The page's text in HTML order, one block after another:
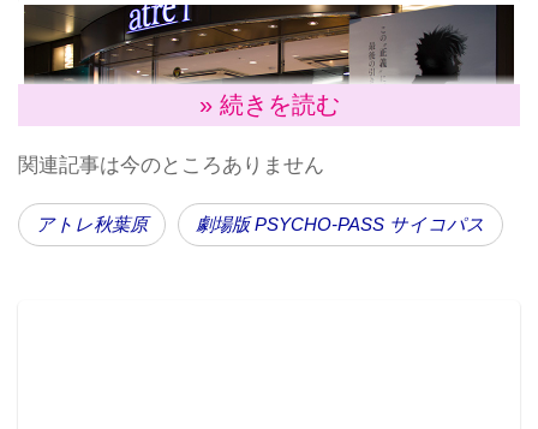
» 続きを読む
関連記事は今のところありません
アトレ秋葉原 劇場版 PSYCHO-PASS サイコパス